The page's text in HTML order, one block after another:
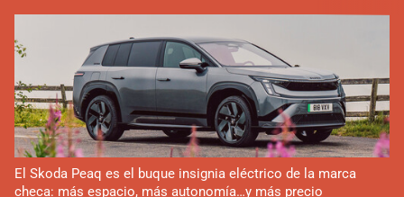
El Skoda Peaq es el buque insignia eléctrico de la marca
checa: más espacio, más autonomía…y más precio